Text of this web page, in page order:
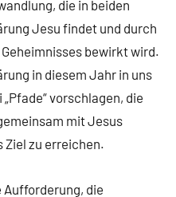
die in beiden
Jesu findet und durch
bewirkt wird.
in diesem Jahr in uns
vorschlagen, die
mit Jesus
Ziel zu erreichen.
die